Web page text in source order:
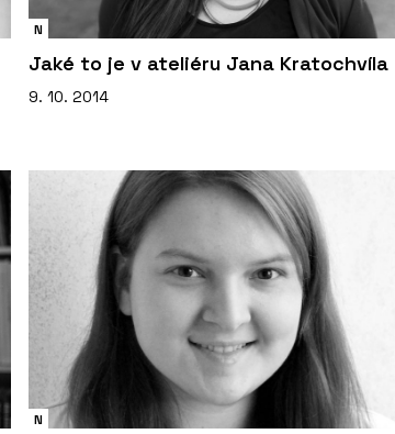
N
Jaké to je v ateliéru Jana Kratochvíla
9. 10. 2014
N